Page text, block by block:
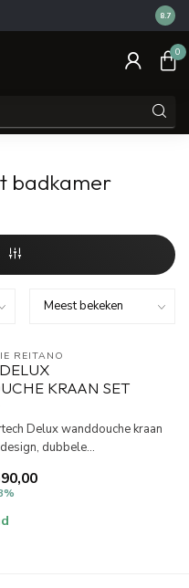
14
8.7
0
badkamer
REITANO
KRAAN SET
Delux wanddouche kraan
dubbele...